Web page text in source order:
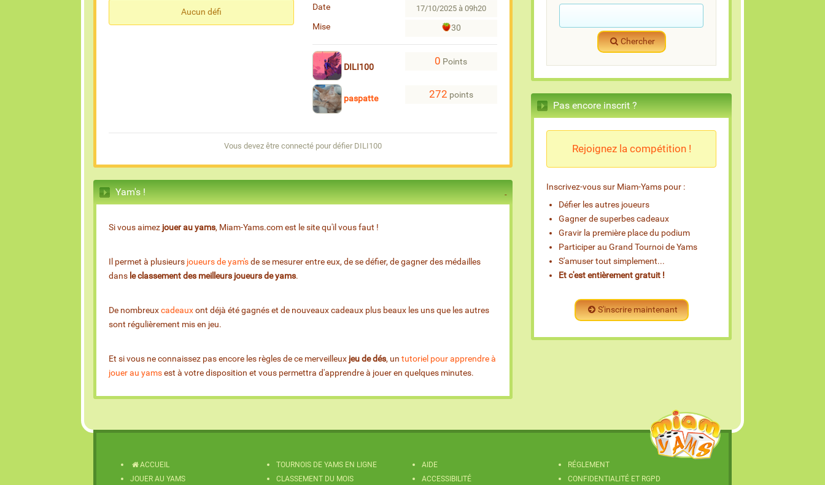
Aucun défi Date 17/10/2025 à 09h20
Mise 30
DILI100
0 Points
paspatte 272 points
Vous devez être connecté pour défier DILI100
Yam's !
Si vous aimez jouer au yams, Miam-Yams.com est le site qu'il vous faut !
Il permet à plusieurs joueurs de yam'sde se mesurer entre eux, de se défier, de gagner des médailles
dans le classement des meilleurs joueurs de yams.
De nombreuxcadeauxont déjà été gagnés et de nouveaux cadeaux plus beaux les uns que les autres
sont régulièrement mis en jeu.
Et si vous ne connaissez pas encore les règles de ce merveilleux jeu de dés, un tutoriel pour apprendre à
jouer au yamsest à votre disposition et vous permettra d'apprendre à jouer en quelques minutes.
Chercher
Pas encore inscrit ?
Rejoignez la compétition !
Inscrivez-vous sur Miam-Yams pour :
Défier les autres joueurs
Gagner de superbes cadeaux
Gravir la première place du podium
Participer au Grand Tournoi de Yams
S'amuser tout simplement...
Et c'est entièrement gratuit !
S'inscrire maintenant
ACCUEIL
JOUER AU YAMS
TOURNOIS DE YAMS EN LIGNE
CLASSEMENT DU MOIS
AIDE
ACCESSIBILITÉ
RÉGLEMENT
CONFIDENTIALITÉ ET RGPD